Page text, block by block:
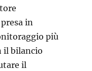
in
più
il bilancio
il